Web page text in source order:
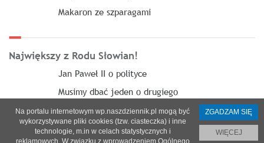
Makaron ze szparagami
Największy z Rodu Słowian!
Jan Paweł II o polityce
Musimy dbać jeden o drugiego
Na portalu internetowym wp.naszdziennik.pl mogą być
wykorzystywane pliki cookies (tzw. ciasteczka) i inne
technologie, m.in w celach statystycznych i
ZGADZAM SIĘ
WIĘCEJ